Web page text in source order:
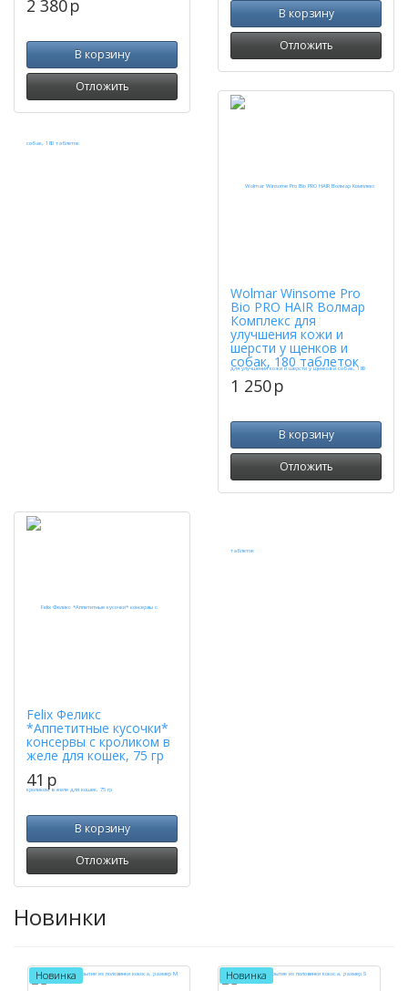
2 380p
В корзину
Отложить
В корзину
Отложить
Wolmar Winsome Pro
Bio PRO HAIR Волмар
Комплекс для
улучшения кожи и
шерсти у щенков и
собак, 180 таблеток
1 250p
В корзину
Отложить
Felix Феликс
*Аппетитные кусочки*
консервы с кроликом в
желе для кошек, 75 гр
41 p
В корзину
Отложить
Новинки
Новинка Новинка